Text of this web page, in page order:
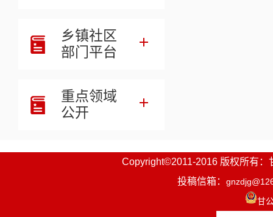
乡镇社区
部门平台
重点领域
公开
Copyright©2011-2016 版权所有：
投稿信箱：
甘